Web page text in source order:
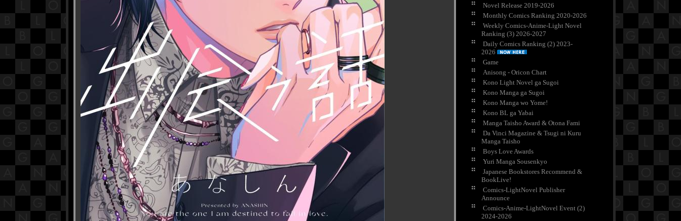
Novel Release 2019-2026
Monthly Comics Ranking 2020-2026
Weekly Comics-Anime-Light Novel
Ranking (3) 2026-2027
Daily Comics Ranking (2) 2023-
2026
Game
Anisong - Oricon Chart
Kono Light Novel ga Sugoi
Kono Manga ga Sugoi
Kono Manga wo Yome!
Kono BL ga Yabai
Manga Taisho Award & Otona Fami
Da Vinci Magazine & Tsugi ni Kuru
Manga Taisho
Boys Love Awards
Yuri Manga Sousenkyo
Japanese Bookstores Recommend &
BookLive!
Comics-LightNovel Publisher
Announce
Comics-Anime-LightNovel Event (2)
2024-2026